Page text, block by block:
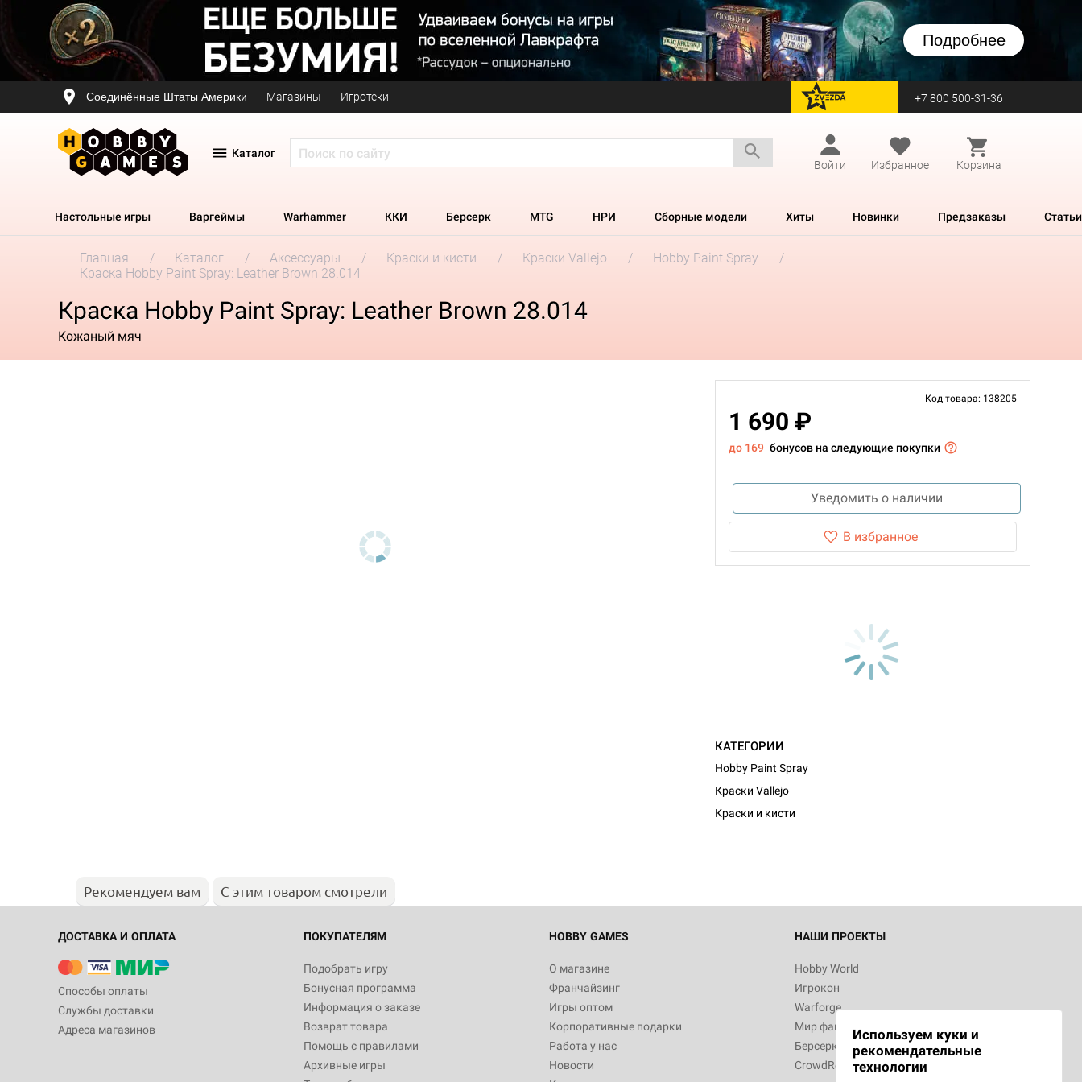
Подробнее
Соединённые Штаты Америки Магазины Игротеки перейти на Zvezda +7 800 500-31-36
Каталог
Войти
Избранное Корзина
Настольные игры Варгеймы Warhammer ККИ Берсерк MTG НРИ Сборные модели Хиты Новинки Предзаказы Статьи
Главная Каталог Аксессуары Краски и кисти Краски Vallejo
Hobby Paint Spray
Краска Hobby Paint Spray: Leather Brown 28.014
Краска Hobby Paint Spray: Leather Brown 28.014
Кожаный мяч
Код товара: 138205
1 690 ₽
до 169 бонусов на следующие покупки
Уведомить о наличии
В избранное
КАТЕГОРИИ
Hobby Paint Spray
Краски Vallejo
Краски и кисти
Рекомендуем вам С этим товаром смотрели
ДОСТАВКА И ОПЛАТА
Способы оплаты
Службы доставки
Адреса магазинов
ПОКУПАТЕЛЯМ
Подобрать игру
Бонусная программа
Информация о заказе
Возврат товара
Помощь с правилами
Архивные игры
HOBBY GAMES
О магазине
Франчайзинг
Игры оптом
Корпоративные подарки
Работа у нас
Новости
НАШИ ПРОЕКТЫ
Hobby World
Игрокон
Warforge
Мир фантастики
Берсерк
CrowdRepublic
Используем куки и
рекомендательные
технологии